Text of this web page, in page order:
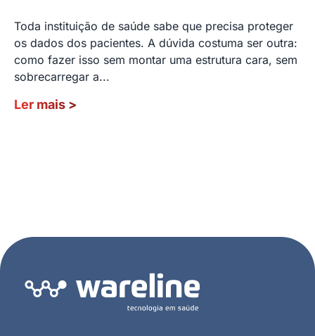
Toda instituição de saúde sabe que precisa proteger
os dados dos pacientes. A dúvida costuma ser outra:
como fazer isso sem montar uma estrutura cara, sem
sobrecarregar a...
Ler mais >